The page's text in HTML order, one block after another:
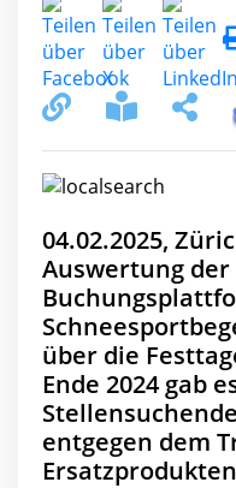
04.02.2025,
Auswertung
über die
Ende 2024 gab
entgegen dem